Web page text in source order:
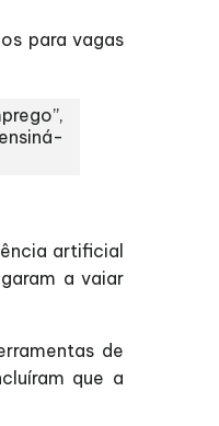
para vagas
artificial
a vaiar
de
que a